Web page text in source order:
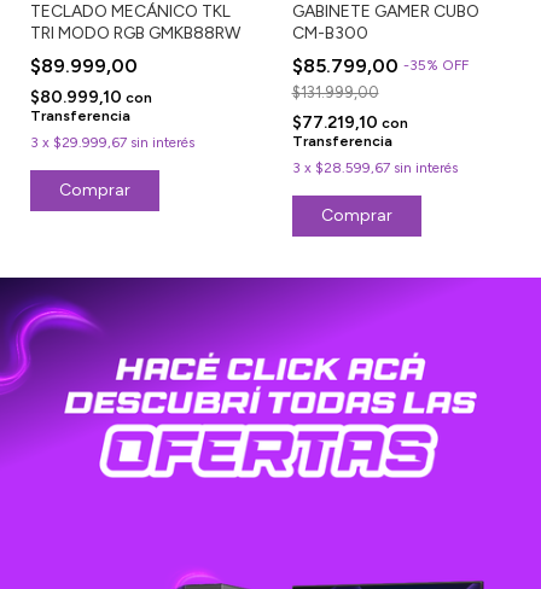
TECLADO MECÁNICO TKL
TRI MODO RGB GMKB88RW
$89.999,00
$80.999,10 con
Transferencia
3 x $29.999,67 sin interés
GABINETE GAMER CUBO
CM-B300
$85.799,00 -35% OFF
$131.999,00
$77.219,10 con
Transferencia
3 x $28.599,67 sin interés